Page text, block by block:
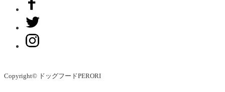
Copyright© ドッグフードPERORI